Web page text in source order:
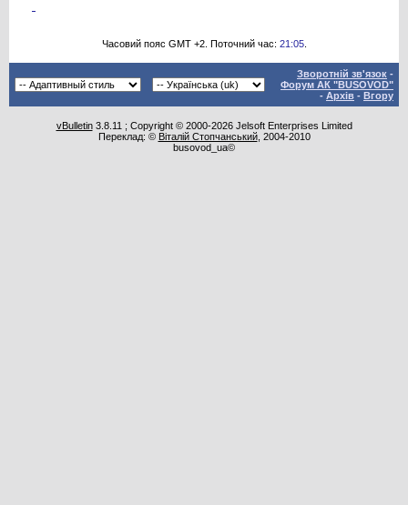
Часовий пояс GMT +2. Поточний час: 21:05.
Зворотній зв'язок -
Форум АК "BUSOVOD"
- Архів - Вгору
vBulletin3.8.11 ; Copyright © 2000-2026 Jelsoft Enterprises Limited
Переклад: © Віталій Стопчанський, 2004-2010
busovod_ua©